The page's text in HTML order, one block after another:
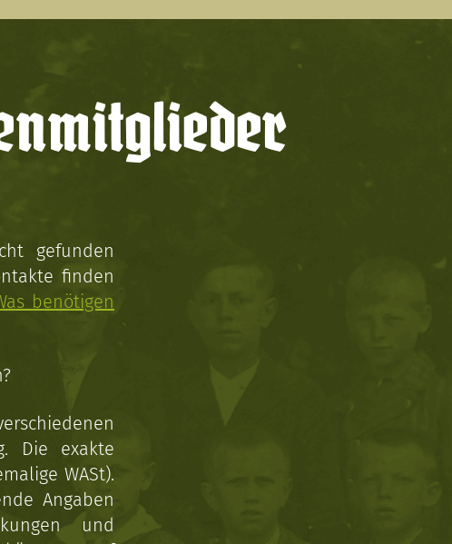
gefunden
finden
benötigen
Die exakte
WASt).
Angaben
und